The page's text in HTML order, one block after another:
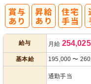
給与 月給 254,025
基本給 195,000 〜
通勤手当